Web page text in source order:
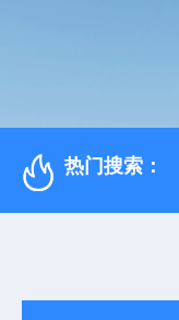
热门搜索：